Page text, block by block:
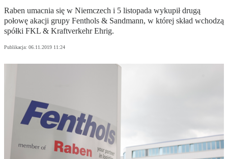
Raben umacnia się w Niemczech i 5 listopada wykupił drugą
połowę akacji grupy Fenthols & Sandmann, w której skład wchodzą
spółki FKL & Kraftverkehr Ehrig.
Publikacja: 06.11.2019 11:24